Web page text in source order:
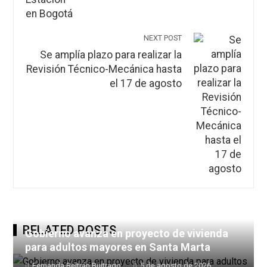
NEXT POST
Se amplía plazo para realizar la
Revisión Técnico-Mecánica hasta
el 17 de agosto
RELATED POSTS
Gobierno avanza en proyecto de vivienda
para adultos mayores en Santa Marta